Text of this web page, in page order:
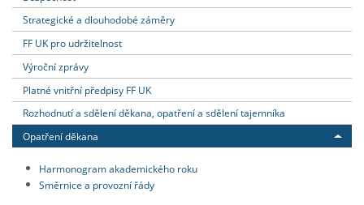
Strategické a dlouhodobé záměry
FF UK pro udržitelnost
Výroční zprávy
Platné vnitřní předpisy FF UK
Rozhodnutí a sdělení děkana, opatření a sdělení tajemníka
Opatření děkana
Harmonogram akademického roku
Směrnice a provozní řády